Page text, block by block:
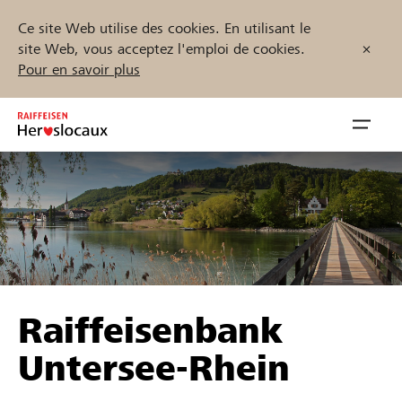
Ce site Web utilise des cookies. En utilisant le
site Web, vous acceptez l'emploi de cookies.
Pour en savoir plus
Inhalt
springen
öffnen
Parrainer
Soutien & assistance
Trouvez des projets et des organisations
Démarrez maintenant
Raiffeisenbank
Untersee-Rhein